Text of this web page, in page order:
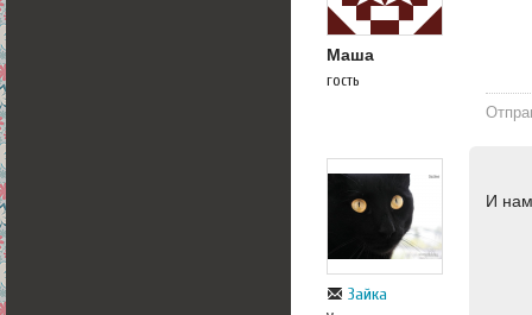
Маша
гость
Зайка
И